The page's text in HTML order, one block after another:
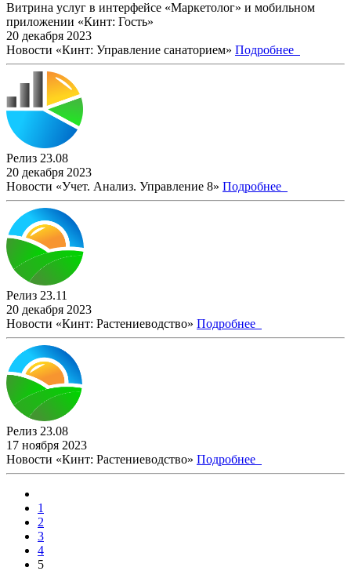
Витрина услуг в интерфейсе «Маркетолог» и мобильном
приложении «Кинт: Гость»
20 декабря 2023
Новости «Кинт: Управление санаторием» Подробнее
Релиз 23.08
20 декабря 2023
Новости «Учет. Анализ. Управление 8» Подробнее
Релиз 23.11
20 декабря 2023
Новости «Кинт: Растениеводство» Подробнее
Релиз 23.08
17 ноября 2023
Новости «Кинт: Растениеводство» Подробнее
1
2
3
4
5